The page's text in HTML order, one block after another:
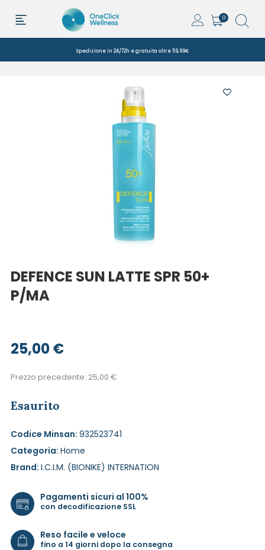
0
Spedizione in 24/72h e gratuita oltre 59,99€
DEFENCE SUN LATTE SPR 50+
P/MA
25,00€
Prezzo precedente: 25,00 €
Esaurito
Codice Minsan: 932523741
Categoria: Home
Brand: I.C.I.M. (BIONIKE) INTERNATION
Pagamenti sicuri al 100%
con decodificazione SSL
Reso facile e veloce
fino a 14 giorni dopo la consegna